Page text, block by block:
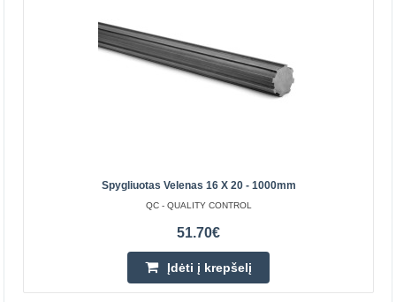
Creality apsauginis dangtelis, skirtas lazeriniam
graviravimui 2.0
Spygliuotas Velenas 16 X 20 - 1000mm
QC - QUALITY CONTROL
51.70€
Įdėti į krepšelį